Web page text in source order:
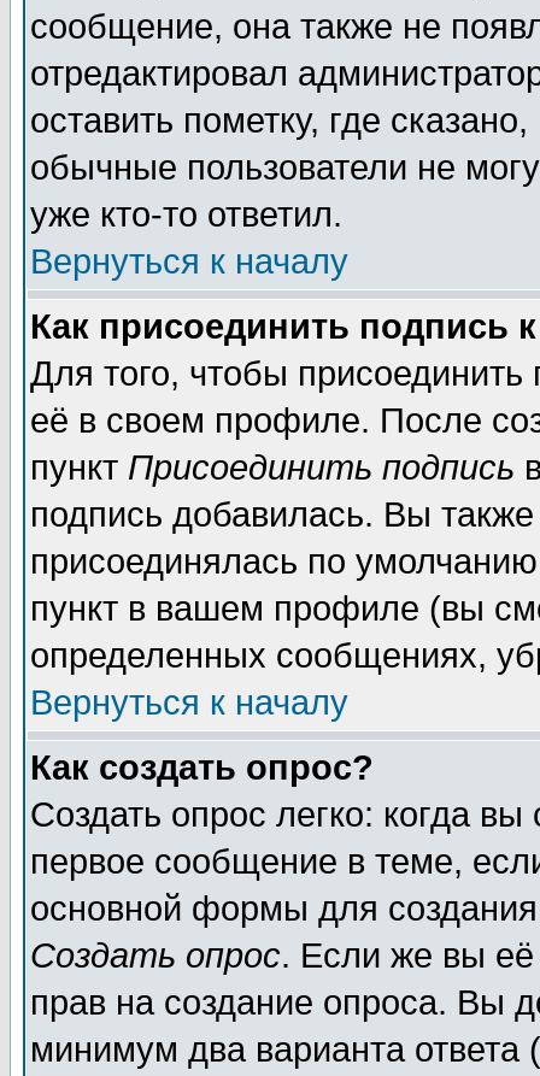
сообщение, она также не
отредактировал
оставить пометку, где
обычные пользователи не
уже кто-то ответил.
Вернуться к началу
Как присоединить подпись
Для того, чтобы
её в своем профиле. После
пункт Присоединить подпись
подпись добавилась. Вы
присоединялась по
пункт в вашем профиле (вы
определенных сообщениях,
Вернуться к началу
Как создать опрос?
Создать опрос легко: когда
первое сообщение в теме,
основной формы для
Создать опрос. Если же вы её
прав на создание опроса. Вы
минимум два варианта ответа